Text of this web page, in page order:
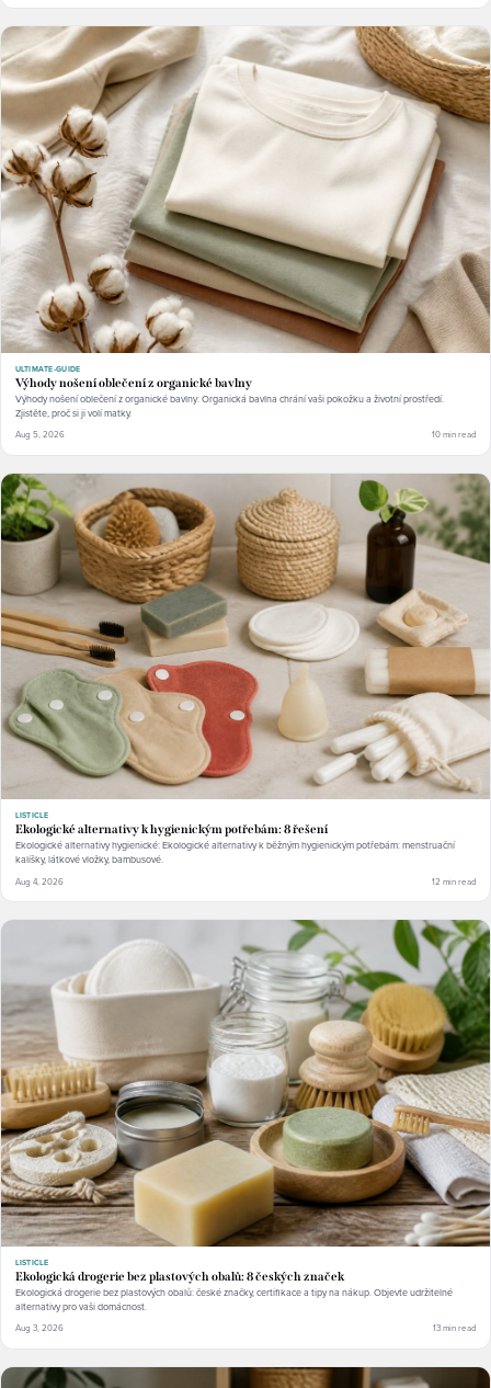
ULTIMATE-GUIDE
Výhody nošení oblečení z organické bavlny
Výhody nošení oblečení z organické bavlny: Organická bavlna chrání vaši pokožku a životní prostředí.
Zjistěte, proč si ji volí matky.
Aug 5, 2026 10 min read
LISTICLE
Ekologické alternativy k hygienickým potřebám: 8 řešení
Ekologické alternativy hygienické: Ekologické alternativy k běžným hygienickým potřebám: menstruační
kalíšky, látkové vložky, bambusové.
Aug 4, 2026 12 min read
LISTICLE
Ekologická drogerie bez plastových obalů: 8 českých značek
Ekologická drogerie bez plastových obalů: české značky, certifikace a tipy na nákup. Objevte udržitelné
alternativy pro vaši domácnost.
Aug 3, 2026 13 min read